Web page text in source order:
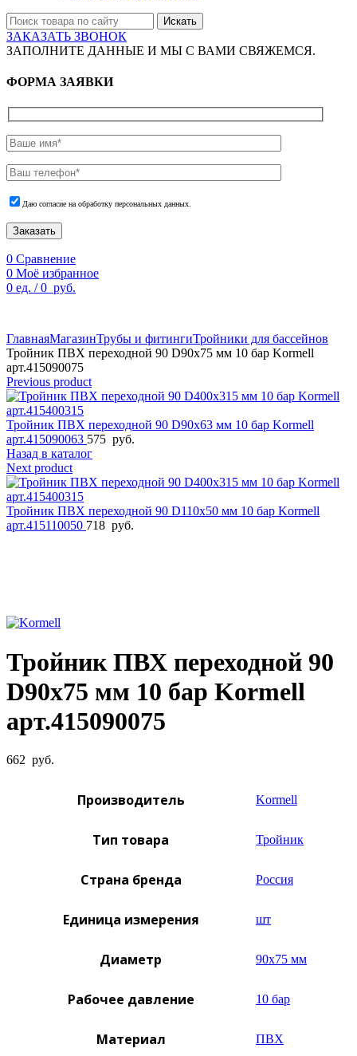
Искать
ЗАКАЗАТЬ ЗВОНОК
ЗАПОЛНИТЕ ДАННЫЕ И МЫ С ВАМИ СВЯЖЕМСЯ.
ФОРМА ЗАЯВКИ
Даю согласие на обработку персональных данных.
Заказать
0 Сравнение
0 Моё избранное
0 ед. / 0 руб.
ГлавнаяМагазинТрубы и фитингиТройники для бассейнов
Тройник ПВХ переходной 90 D90х75 мм 10 бар Kormell
арт.415090075
Previous product
Тройник ПВХ переходной 90 D90х63 мм 10 бар Kormell
арт.415090063 575 руб.
Назад в каталог
Next product
Тройник ПВХ переходной 90 D110х50 мм 10 бар Kormell
арт.415110050 718 руб.
Тройник ПВХ переходной 90
D90х75 мм 10 бар Kormell
арт.415090075
662 руб.
Производитель Kormell
Тип товара Тройник
Страна бренда Россия
Единица измерения шт
Диаметр 90х75 мм
Рабочее давление 10 бар
Материал ПВХ